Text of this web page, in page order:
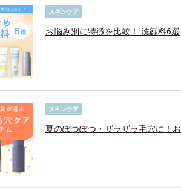
スキンケア
お悩み別に特徴を比較！ 洗顔料6選
スキンケア
夏のぽつぽつ・ザラザラ毛穴に！